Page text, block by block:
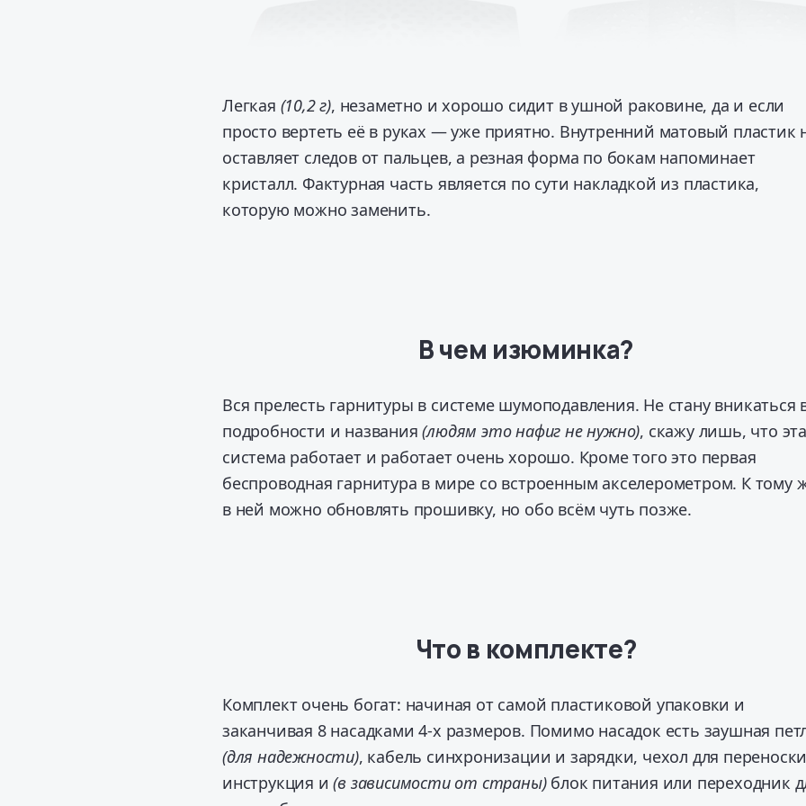
Легкая (10,2 г), незаметно и хорошо сидит в ушной раковине, да и если
просто вертеть её в руках — уже приятно. Внутренний матовый пластик
оставляет следов от пальцев, а резная форма по бокам напоминает
кристалл. Фактурная часть является по сути накладкой из пластика,
которую можно заменить.
В чем изюминка?
Вся прелесть гарнитуры в системе шумоподавления. Не стану вникаться
подробности и названия(людям это нафиг не нужно), скажу лишь, что
система работает и работает очень хорошо. Кроме того это первая
беспроводная гарнитура в мире со встроенным акселерометром. К тому
в ней можно обновлять прошивку, но обо всём чуть позже.
Что в комплекте?
Комплект очень богат: начиная от самой пластиковой упаковки и
заканчивая 8 насадками 4-х размеров. Помимо насадок есть заушная
(для надежности), кабель синхронизации и зарядки, чехол для
инструкция и(в зависимости от страны)блок питания или переходник